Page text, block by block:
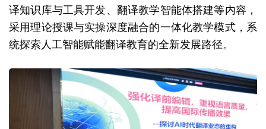
译知识库与工具开发、翻译教学智能体搭建等内容，
采用理论授课与实操深度融合的一体化教学模式，系
统探索人工智能赋能翻译教育的全新发展路径。